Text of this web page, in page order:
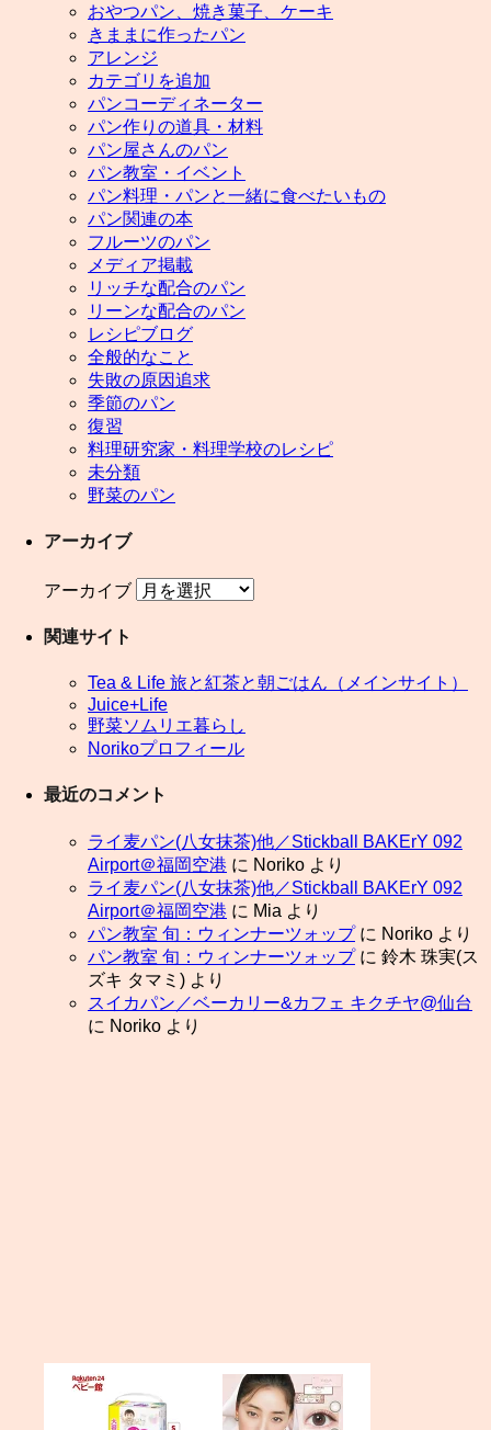
おやつパン、焼き菓子、ケーキ
きままに作ったパン
アレンジ
カテゴリを追加
パンコーディネーター
パン作りの道具・材料
パン屋さんのパン
パン教室・イベント
パン料理・パンと一緒に食べたいもの
パン関連の本
フルーツのパン
メディア掲載
リッチな配合のパン
リーンな配合のパン
レシピブログ
全般的なこと
失敗の原因追求
季節のパン
復習
料理研究家・料理学校のレシピ
未分類
野菜のパン
アーカイブ
アーカイブ
関連サイト
Tea & Life 旅と紅茶と朝ごはん（メインサイト）
Juice+Life
野菜ソムリエ暮らし
Norikoプロフィール
最近のコメント
ライ麦パン(八女抹茶)他／Stickball BAKErY 092
Airport＠福岡空港 に Noriko より
ライ麦パン(八女抹茶)他／Stickball BAKErY 092
Airport＠福岡空港 に Mia より
パン教室 旬：ウィンナーツォップに Noriko より
パン教室 旬：ウィンナーツォップに 鈴木 珠実(ス
ズキ タマミ) より
スイカパン／ベーカリー&カフェ キクチヤ@仙台
に Noriko より